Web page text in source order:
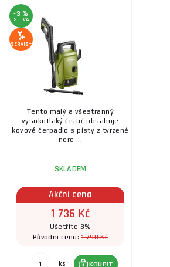
-3 %
SLEVA
SERVIS+
Tento malý a všestranný
vysokotlaký čistič obsahuje
kovové čerpadlo s písty z tvrzené
nere ...
SKLADEM
Akční cena
1 736 Kč
Ušetříte 3%
Původní cena:1 790 Kč
ks KOUPIT